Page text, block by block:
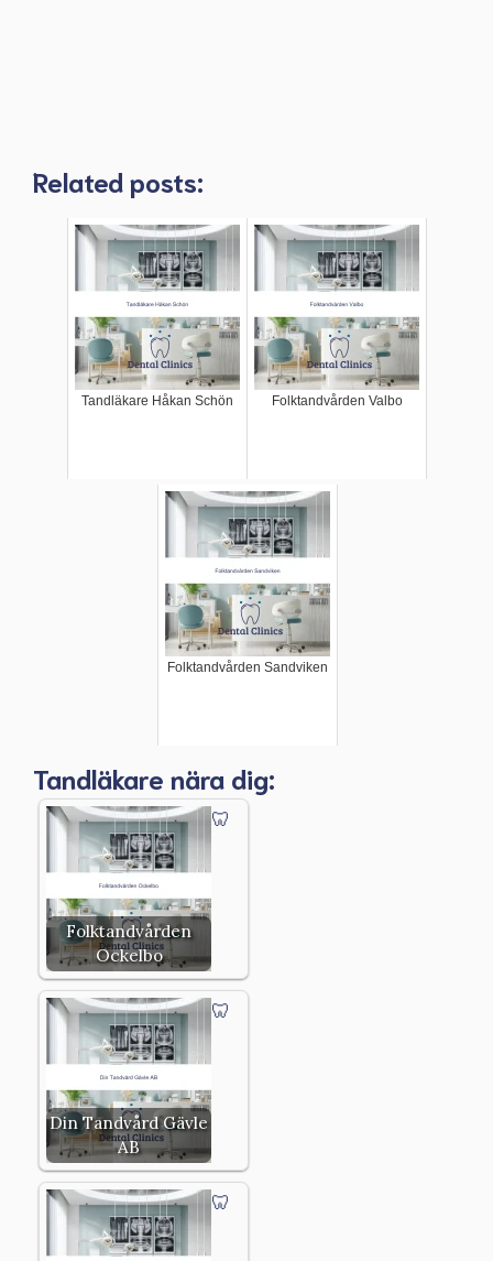
Related posts:
Tandläkare Håkan Schön Folktandvården Valbo
Folktandvården Sandviken
Tandläkare nära dig:
Folktandvården
Ockelbo
Din Tandvård Gävle
AB